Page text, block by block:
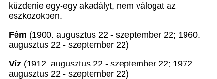
küzdenie egy-egy akadályt, nem válogat az
eszközökben.
Fém (1900. augusztus 22 - szeptember 22; 1960.
augusztus 22 - szeptember 22)
Víz (1912. augusztus 22 - szeptember 22; 1972.
augusztus 22 - szeptember 22)